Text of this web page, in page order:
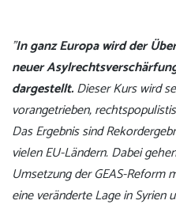
"In ganz Europa wird der
neuer
dargestellt.Dieser Kurs wird
vorangetrieben,
Das Ergebnis sind
vielen EU-Ländern. Dabei
Umsetzung der GEAS-Reform
eine veränderte Lage in Syrien